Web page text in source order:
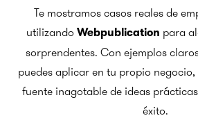
Te mostramos casos reales de
utilizando Webpublication para
sorprendentes. Con ejemplos
puedes aplicar en tu propio negocio,
fuente inagotable de ideas
éxito.